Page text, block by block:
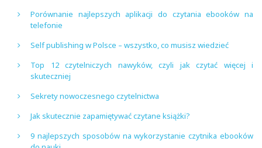
Porównanie najlepszych aplikacji do czytania ebooków na
telefonie
Self publishing w Polsce – wszystko, co musisz wiedzieć
Top 12 czytelniczych nawyków, czyli jak czytać więcej i
skuteczniej
Sekrety nowoczesnego czytelnictwa
Jak skutecznie zapamiętywać czytane książki?
9 najlepszych sposobów na wykorzystanie czytnika ebooków